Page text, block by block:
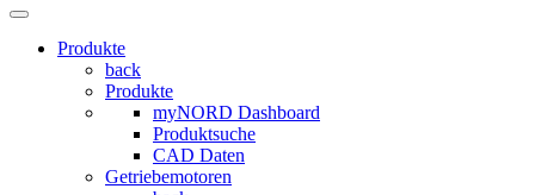
Produkte
back
Produkte
myNORD Dashboard
Produktsuche
CAD Daten
Getriebemotoren